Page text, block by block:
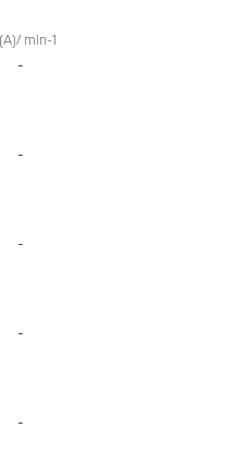
min-1
-
-
-
-
-